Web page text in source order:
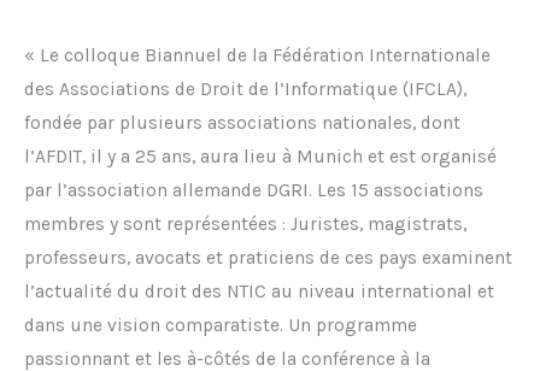
« Le colloque Biannuel de la Fédération Internationale
des Associations de Droit de l’Informatique (IFCLA),
fondée par plusieurs associations nationales, dont
l’AFDIT, il y a 25 ans, aura lieu à Munich et est organisé
par l’association allemande DGRI. Les 15 associations
membres y sont représentées : Juristes, magistrats,
professeurs, avocats et praticiens de ces pays examinent
l’actualité du droit des NTIC au niveau international et
dans une vision comparatiste. Un programme
passionnant et les à-côtés de la conférence à la